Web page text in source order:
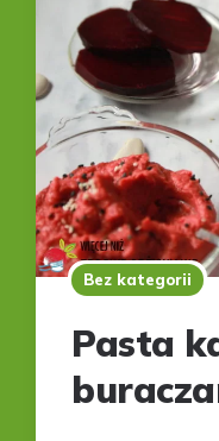
Bez kategorii
Pasta